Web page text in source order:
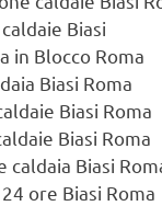
Biasi
in Blocco Roma
Biasi Roma
Biasi Roma
Biasi Roma
caldaia Biasi
ore Biasi Roma